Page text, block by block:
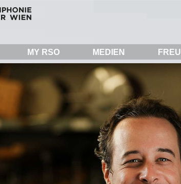
MY RSO MEDIEN